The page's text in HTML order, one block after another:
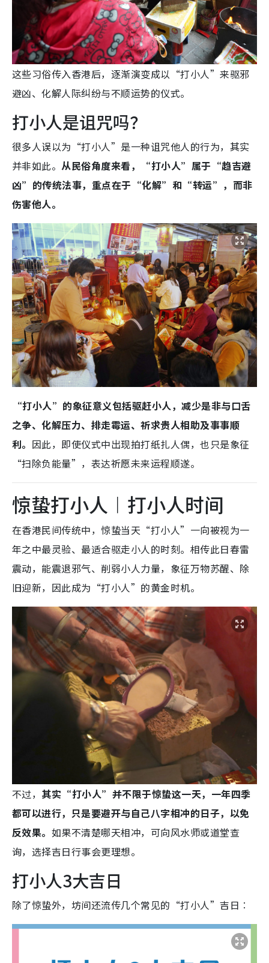
这些习俗传入香港后，逐渐演变成以“打小人”来驱邪
避凶、化解人际纠纷与不顺运势的仪式。
打小人是诅咒吗？
很多人误以为“打小人”是一种诅咒他人的行为，其实
并非如此。从民俗角度来看，“打小人”属于“趋吉避
凶”的传统法事，重点在于“化解”和“转运”，而非
伤害他人。
“打小人”的象征意义包括驱赶小人，减少是非与口舌
之争、化解压力、排走霉运、祈求贵人相助及事事顺
利。 因此，即使仪式中出现拍打纸扎人偶，也只是象征
“扫除负能量”，表达祈愿未来运程顺遂。
惊蛰打小人︱打小人时间
在香港民间传统中，惊蛰当天“打小人”一向被视为一
年之中最灵验、最适合驱走小人的时刻。相传此日春雷
震动，能震退邪气、削弱小人力量，象征万物苏醒、除
旧迎新，因此成为“打小人”的黄金时机。
不过， 其实“打小人”并不限于惊蛰这一天，一年四季
都可以进行，只是要避开与自己八字相冲的日子，以免
反效果。 如果不清楚哪天相冲，可向风水师或道堂查
询，选择吉日行事会更理想。
打小人3大吉日
除了惊蛰外，坊间还流传几个常见的“打小人”吉日︰